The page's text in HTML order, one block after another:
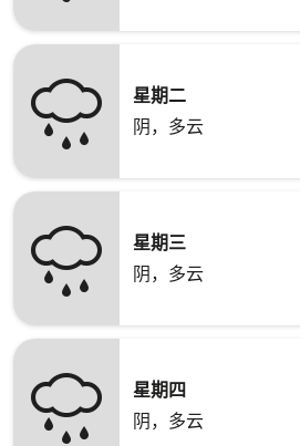
星期二
阴，多云
星期三
阴，多云
星期四
阴，多云